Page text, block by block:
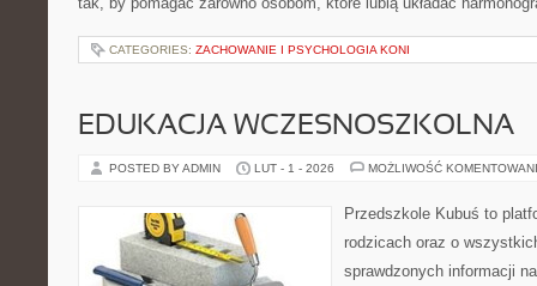
CATEGORIES: ZACHOWANIE I PSYCHOLOGIA KONI
EDUKACJA WCZESNOSZKOLNA
POSTED BY ADMIN LUT - 1 - 2026 MOŻLIWOŚĆ
Przedszkole Kubuś to
rodzicach oraz o
sprawdzonych informacji